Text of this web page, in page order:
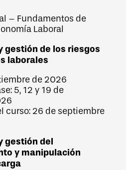
– Fundamentos de
Laboral
gestión de los riesgos
laborales
de 2026
5, 12 y 19 de
curso: 26 de septiembre
gestión del
y manipulación